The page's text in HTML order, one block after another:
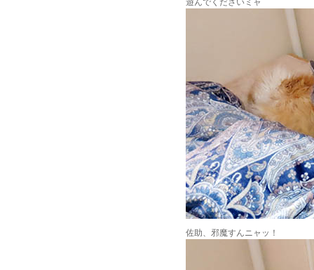
遊んでくださいミャ
佐助、邪魔すんニャッ！